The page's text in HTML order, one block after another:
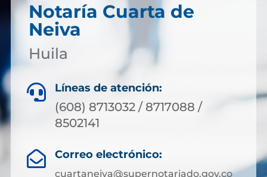
Notaría Cuarta de
Neiva
Huila
 Líneas de atención:
(608) 8713032 / 8717088 /
8502141
 Correo electrónico:
cuartaneiva@supernotariado.gov.co